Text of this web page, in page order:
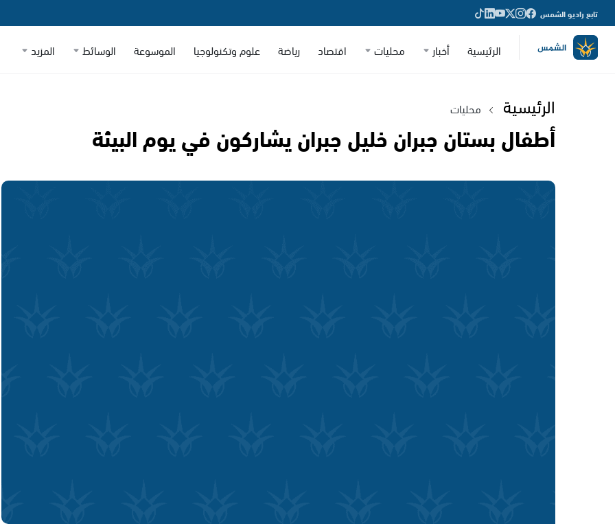
تابع راديو الشمس
الرئيسية أخبار محليات اقتصاد رياضة علوم وتكنولوجيا الموسوعة الوسائط المزيد
الرئيسية محليات
أطفال بستان جبران خليل جبران يشاركون في يوم البيئة